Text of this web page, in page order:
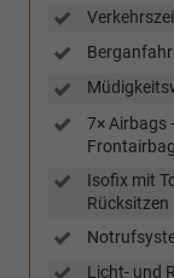
7× Airbags
Isofix mit
Rücksitzen
Licht- und